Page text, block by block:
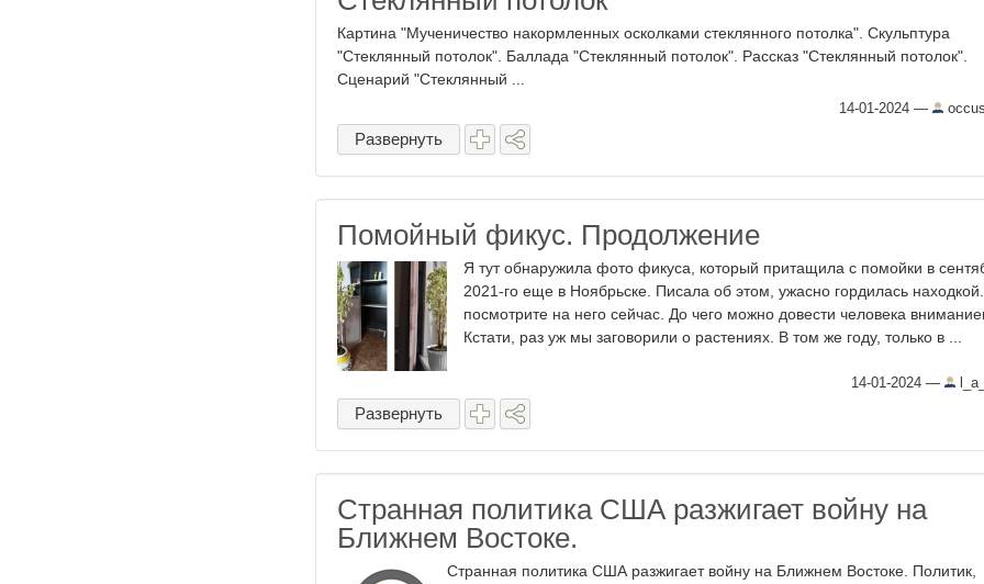
Картина "Мученичество накормленных осколками стеклянного потолка". Скульптура
"Стеклянный потолок". Баллада "Стеклянный потолок". Рассказ "Стеклянный потолок".
Сценарий "Стеклянный ...
14-01-2024 —
Развернуть
Помойный фикус. Продолжение
Я тут обнаружила фото фикуса, который притащила с помойки в
2021-го еще в Ноябрьске. Писала об этом, ужасно гордилась
посмотрите на него сейчас. До чего можно довести человека
Кстати, раз уж мы заговорили о растениях. В том же году, только в ...
14-01-2024 —
Развернуть
Странная политика США разжигает войну на
Ближнем Востоке.
Странная политика США разжигает войну на Ближнем Востоке. Политик,